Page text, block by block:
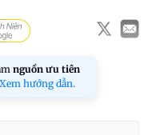
nguồn ưu tiên
Xem hướng dẫn.